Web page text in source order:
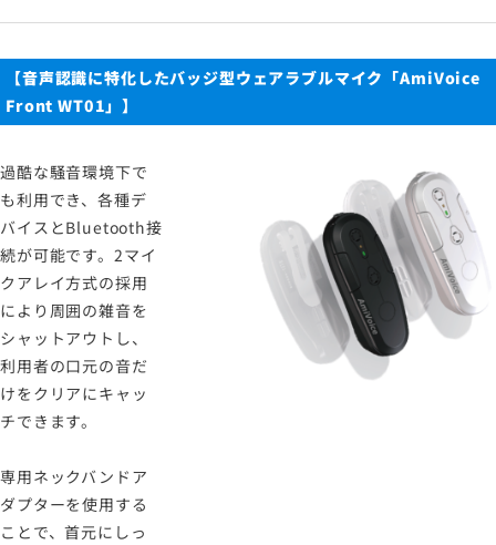
【音声認識に特化したバッジ型ウェアラブルマイク「AmiVoice
Front WT01」】
過酷な騒音環境下で
も利用でき、各種デ
バイスとBluetooth接
続が可能です。2マイ
クアレイ方式の採用
により周囲の雑音を
シャットアウトし、
利用者の口元の音だ
けをクリアにキャッ
チできます。
専用ネックバンドア
ダプターを使用する
ことで、首元にしっ